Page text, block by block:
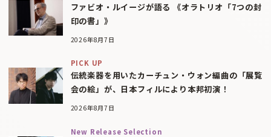
ファビオ・ルイージが語る 《オラトリオ「7つの封
印の書」》
2026年8月7日
PICK UP
伝統楽器を用いたカーチュン・ウォン編曲の「展覧
会の絵」が、日本フィルにより本邦初演！
2026年8月7日
New Release Selection